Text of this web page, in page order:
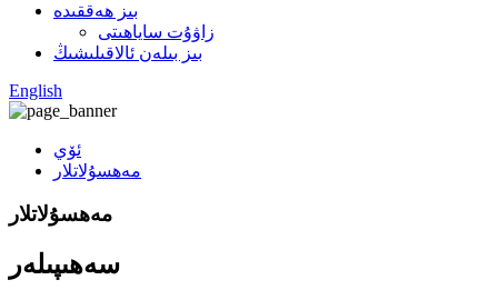
بىز ھەققىدە
زاۋۇت ساياھىتى
بىز بىلەن ئالاقىلىشىڭ
English
ئۆي
مەھسۇلاتلار
مەھسۇلاتلار
سەھىپىلەر